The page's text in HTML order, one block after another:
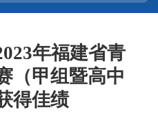
年福建省青
（甲组暨高中
得佳绩